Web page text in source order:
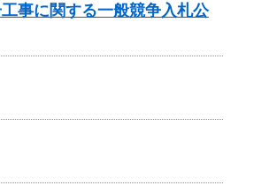
事に関する一般競争入札公